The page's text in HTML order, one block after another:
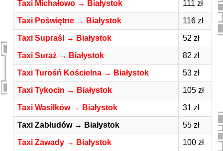
Taxi Michałowo → Białystok 111 zł
Taxi Poświętne → Białystok 116 zł
Taxi Supraśl → Białystok 52 zł
Taxi Suraż → Białystok 82 zł
Taxi Turośń Kościelna → Białystok 53 zł
Taxi Tykocin → Białystok 105 zł
Taxi Wasilków → Białystok 31 zł
Taxi Zabłudów → Białystok 55 zł
Taxi Zawady → Białystok 100 zł